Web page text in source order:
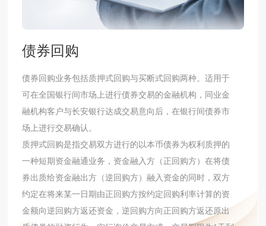
债券回购
​债券回购业务包括质押式回购与买断式回购两种。适用于
可在全国银行间市场上进行债券交易的金融机构，同业金
融机构客户与长安银行达成交易意向后，在银行间债券市
场上进行交易确认。
质押式回购是指交易双方进行的以本币债券为权利质押的
一种短期资金融通业务，资金融入方（正回购方）在将债
券出质给资金融出方（逆回购方）融入资金的同时，双方
约定在将来某一日期由正回购方按约定回购利率计算的资
金额向逆回购方返还资金，逆回购方向正回购方返还原出